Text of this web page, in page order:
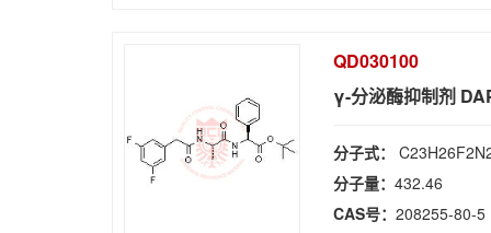
QD030100
γ-分泌酶抑制剂
分子式：
分子量：432.46
CAS号：208255-80-5